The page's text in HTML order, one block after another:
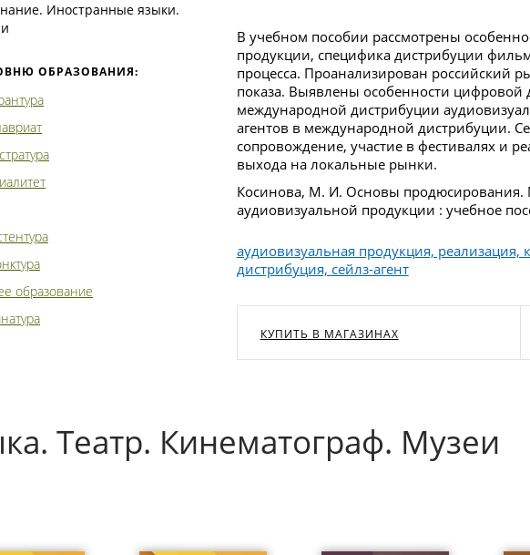
Иностранные языки.
ОБРАЗОВАНИЯ:
образование
В учебном пособии рассмотрены
продукции, специфика дистрибуции
процесса. Проанализирован российский
показа. Выявлены особенности цифровой
международной дистрибуции
агентов в международной дистрибуции.
сопровождение, участие в фестивалях и
выхода на локальные рынки.
Косинова, М. И. Основы продюсирования.
аудиовизуальной продукции : учебное
аудиовизуальная продукция,
дистрибуция, сейлз-агент
КУПИТЬ В МАГАЗИНАХ
Театр. Кинематограф. Музеи